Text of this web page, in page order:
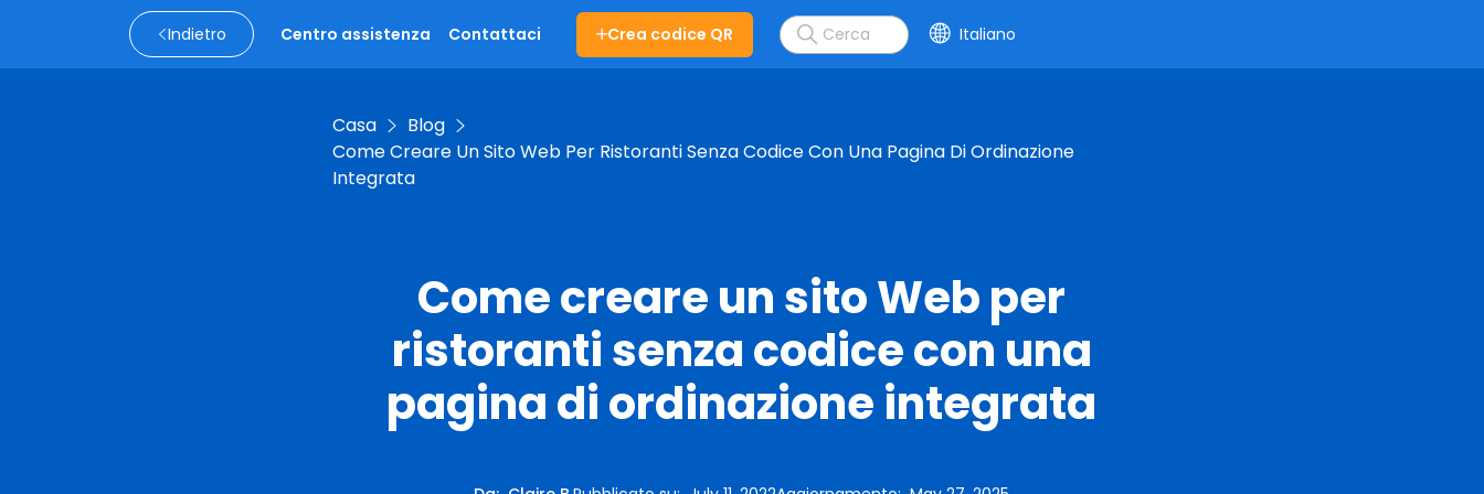
Indietro Centro assistenza Contattaci Crea codice QR Italiano
Casa
Blog
Come Creare Un Sito Web Per Ristoranti Senza Codice Con Una Pagina Di Ordinazione
Integrata
Come creare un sito Web per
ristoranti senza codice con una
pagina di ordinazione integrata